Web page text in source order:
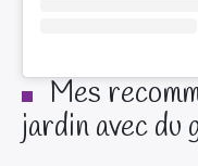
Mes
jardin avec